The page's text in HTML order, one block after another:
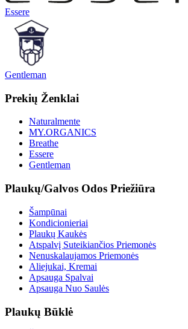
Essere
Gentleman
Prekių Ženklai
Naturalmente
MY.ORGANICS
Breathe
Essere
Gentleman
Plaukų/Galvos Odos Priežiūra
Šampūnai
Kondicionieriai
Plaukų Kaukės
Atspalvį Suteikiančios Priemonės
Nenuskalaujamos Priemonės
Aliejukai, Kremai
Apsauga Spalvai
Apsauga Nuo Saulės
Plaukų Būklė